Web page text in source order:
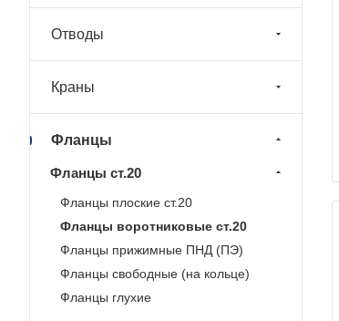
Отводы
Краны
Фланцы
Фланцы ст.20
Фланцы плоские ст.20
Фланцы воротниковые ст.20
Фланцы прижимные ПНД (ПЭ)
Фланцы свободные (на кольце)
Фланцы глухие